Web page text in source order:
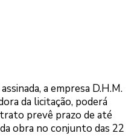
a empresa D.H.M.
da licitação, poderá
prevê prazo de até
obra no conjunto das 22